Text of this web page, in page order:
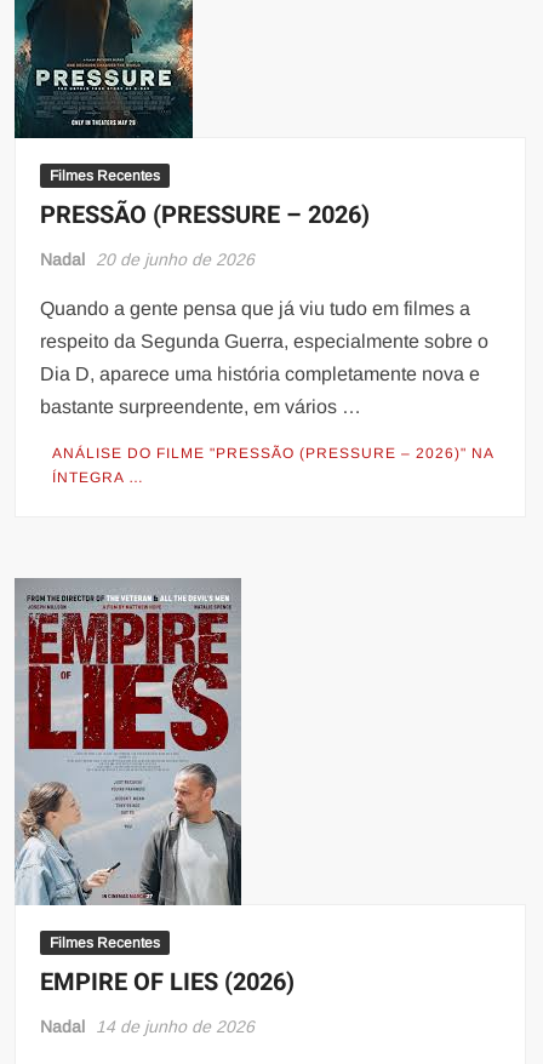
Filmes Recentes
PRESSÃO (PRESSURE – 2026)
Nadal 20 de junho de 2026
Quando a gente pensa que já viu tudo em filmes a
respeito da Segunda Guerra, especialmente sobre o
Dia D, aparece uma história completamente nova e
bastante surpreendente, em vários …
ANÁLISE DO FILME "PRESSÃO (PRESSURE – 2026)" NA
ÍNTEGRA …
Filmes Recentes
EMPIRE OF LIES (2026)
Nadal 14 de junho de 2026